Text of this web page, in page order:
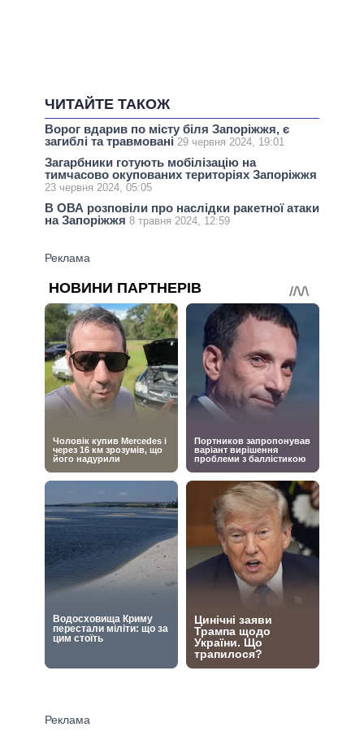
ЧИТАЙТЕ ТАКОЖ
Ворог вдарив по місту біля Запоріжжя, є
загиблі та травмовані 29 червня 2024, 19:01
Загарбники готують мобілізацію на
тимчасово окупованих територіях Запоріжжя
23 червня 2024, 05:05
В ОВА розповіли про наслідки ракетної атаки
на Запоріжжя 8 травня 2024, 12:59